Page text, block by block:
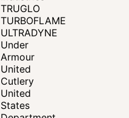
TRUGLO
TURBOFLAME
ULTRADYNE
Under
Armour
United
Cutlery
United
States